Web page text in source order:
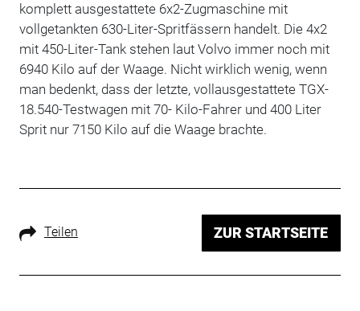
komplett ausgestattete 6x2-Zugmaschine mit
vollgetankten 630-Liter-Spritfässern handelt. Die 4x2
mit 450-Liter-Tank stehen laut Volvo immer noch mit
6940 Kilo auf der Waage. Nicht wirklich wenig, wenn
man bedenkt, dass der letzte, vollausgestattete TGX-
18.540-Testwagen mit 70- Kilo-Fahrer und 400 Liter
Sprit nur 7150 Kilo auf die Waage brachte.
Teilen ZUR STARTSEITE